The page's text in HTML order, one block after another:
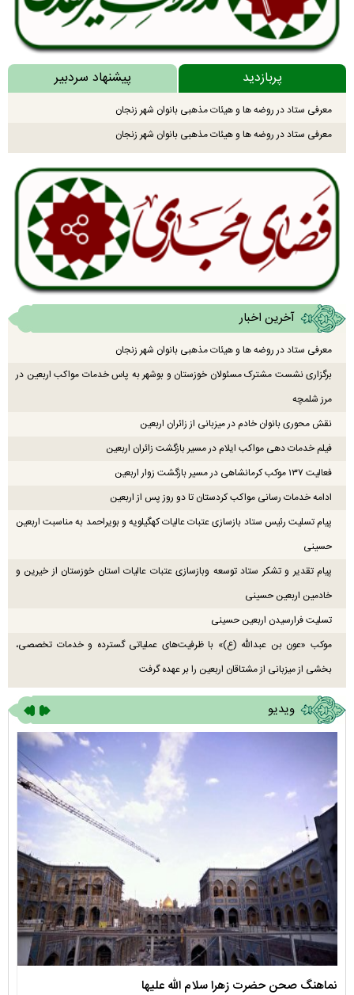
پربازدید پیشنهاد سردبیر
معرفی ستاد در روضه ها و هیئات مذهبی بانوان شهر زنجان
معرفی ستاد در روضه ها و هیئات مذهبی بانوان شهر زنجان
آخرین اخبار
معرفی ستاد در روضه ها و هیئات مذهبی بانوان شهر زنجان
برگزاری نشست مشترک مسئولان خوزستان و بوشهر به پاس خدمات مواکب اربعین در
مرز شلمچه
نقش محوری بانوان خادم در میزبانی از زائران اربعین
فیلم خدمات دهی مواکب ایلام در مسیر بازگشت زائران اربعین
فعالیت ۱۳۷ موکب کرمانشاهی در مسیر بازگشت زوار اربعین
ادامه خدمات رسانی مواکب کردستان تا دو روز پس از اربعین
پیام تسلیت رئیس ستاد بازسازی عتبات عالیات کهگیلویه و بویراحمد به مناسبت اربعین
حسینی
پیام تقدیر و تشکر ستاد توسعه وبازسازی عتبات عالیات استان خوزستان از خیرین و
خادمین اربعین حسینی
تسلیت فرارسیدن اربعین حسینی
موکب «عون بن عبدالله (ع)» با ظرفیت‌های عملیاتی گسترده و خدمات تخصصی،
بخشی از میزبانی از مشتاقان اربعین را بر عهده گرفت
ویدیو
نماهنگ صحن حضرت زهرا سلام الله علیها